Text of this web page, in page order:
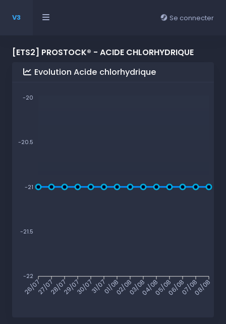
V3 Se connecter
[ETS2] PROSTOCK® - ACIDE CHLORHYDRIQUE
Evolution Acide chlorhydrique
-20
-20.5
-21
-21.5
-22
26/0727/0728/0729/0730/0731/0701/0802/0803/0804/0805/0806/0807/0808/08